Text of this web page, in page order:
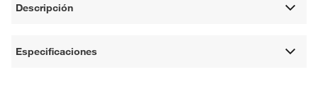
Descripción
Especificaciones